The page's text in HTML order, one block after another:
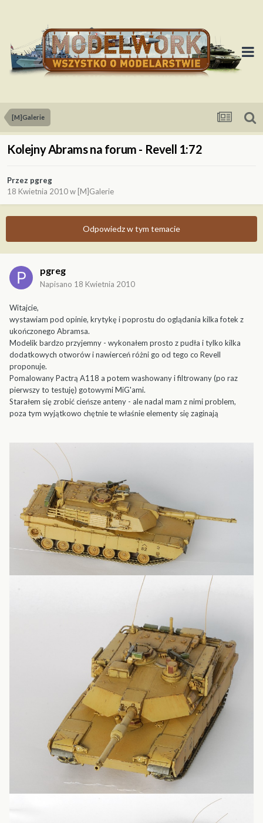
[M]Galerie
Kolejny Abrams na forum - Revell 1:72
Przez pgreg
18 Kwietnia 2010w [M]Galerie
Odpowiedz w tym temacie
pgreg
Napisano 18 Kwietnia 2010
Witajcie,
wystawiam pod opinie, krytykę i poprostu do oglądania kilka fotek z
ukończonego Abramsa.
Modelik bardzo przyjemny - wykonałem prosto z pudła i tylko kilka
dodatkowych otworów i nawierceń różni go od tego co Revell
proponuje.
Pomalowany Pactrą A118 a potem washowany i filtrowany (po raz
pierwszy to testuję) gotowymi MiG'ami.
Starałem się zrobić cieńsze anteny - ale nadal mam z nimi problem,
poza tym wyjątkowo chętnie te właśnie elementy się zaginają